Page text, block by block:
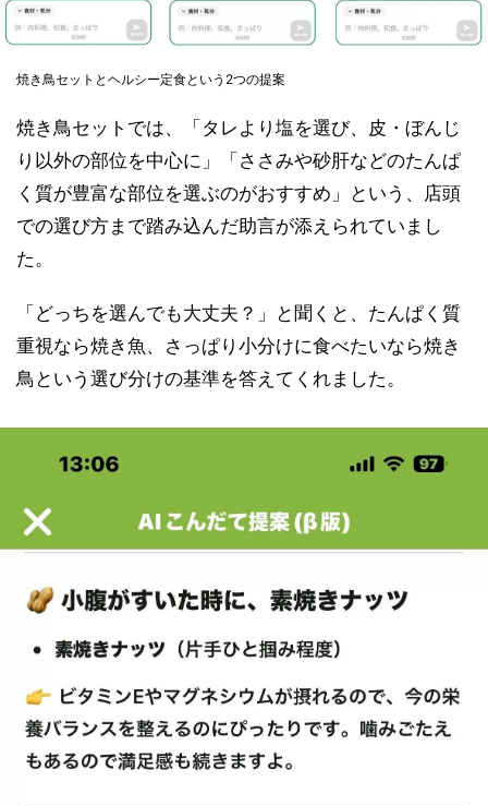
焼き鳥セットとヘルシー定食という2つの提案
焼き鳥セットでは、「タレより塩を選び、皮・ぼんじ
り以外の部位を中心に」「ささみや砂肝などのたんぱ
く質が豊富な部位を選ぶのがおすすめ」という、店頭
での選び方まで踏み込んだ助言が添えられていまし
た。
「どっちを選んでも大丈夫？」と聞くと、たんぱく質
重視なら焼き魚、さっぱり小分けに食べたいなら焼き
鳥という選び分けの基準を答えてくれました。